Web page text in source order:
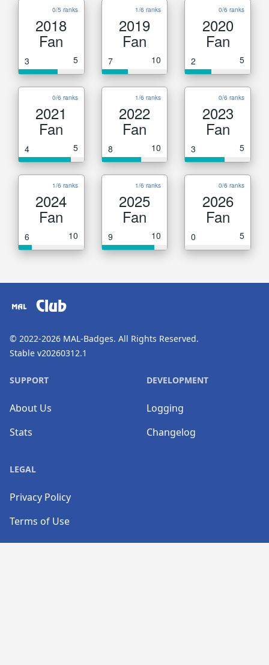
0/5 ranks
2018
Fan
3 5
1/6 ranks
2019
Fan
7 10
0/6 ranks
2020
Fan
2 5
0/6 ranks
2021
Fan
4 5
1/6 ranks
2022
Fan
8 10
0/6 ranks
2023
Fan
3 5
1/6 ranks
2024
Fan
6 10
1/6 ranks
2025
Fan
9 10
0/6 ranks
2026
Fan
0 5
Club
© 2022-2026 MAL-Badges. All Rights Reserved.
Stable v20260312.1
SUPPORT
About Us
Stats
DEVELOPMENT
Logging
Changelog
LEGAL
Privacy Policy
Terms of Use